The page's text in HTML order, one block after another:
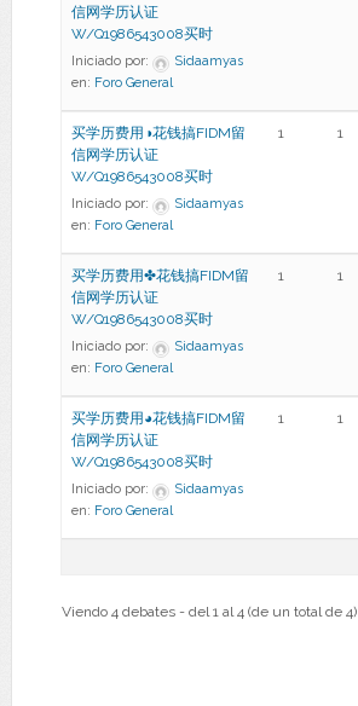
信网学历认证
W/Q1986543008买时
Iniciado por:
Sidaamyas
en: Foro General
买学历费用◑花钱搞FIDM留
信网学历认证
W/Q1986543008买时
Iniciado por:
Sidaamyas
en: Foro General
1 1
买学历费用✤花钱搞FIDM留
信网学历认证
W/Q1986543008买时
Iniciado por:
Sidaamyas
en: Foro General
1 1
买学历费用◕花钱搞FIDM留
信网学历认证
W/Q1986543008买时
Iniciado por:
Sidaamyas
en: Foro General
1 1
Viendo 4 debates - del 1 al 4 (de un total de 4)